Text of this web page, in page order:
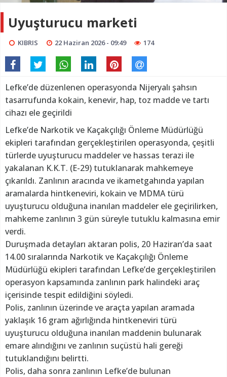
Uyuşturucu marketi
KIBRIS 22 Haziran 2026 - 09:49 174
Lefke’de düzenlenen operasyonda Nijeryalı şahsın
tasarrufunda kokain, kenevir, hap, toz madde ve tartı
cihazı ele geçirildi
Lefke’de Narkotik ve Kaçakçılığı Önleme Müdürlüğü
ekipleri tarafından gerçekleştirilen operasyonda, çeşitli
türlerde uyuşturucu maddeler ve hassas terazi ile
yakalanan K.K.T. (E-29) tutuklanarak mahkemeye
çıkarıldı. Zanlının aracında ve ikametgahında yapılan
aramalarda hintkeneviri, kokain ve MDMA türü
uyuşturucu olduğuna inanılan maddeler ele geçirilirken,
mahkeme zanlının 3 gün süreyle tutuklu kalmasına emir
verdi.
Duruşmada detayları aktaran polis, 20 Haziran’da saat
14.00 sıralarında Narkotik ve Kaçakçılığı Önleme
Müdürlüğü ekipleri tarafından Lefke’de gerçekleştirilen
operasyon kapsamında zanlının park halindeki araç
içerisinde tespit edildiğini söyledi.
Polis, zanlının üzerinde ve araçta yapılan aramada
yaklaşık 16 gram ağırlığında hintkeneviri türü
uyuşturucu olduğuna inanılan maddenin bulunarak
emare alındığını ve zanlının suçüstü hali gereği
tutuklandığını belirtti.
Polis, daha sonra zanlının Lefke’de bulunan